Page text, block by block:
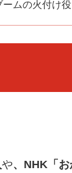
ムの火付け役
や、NHK「